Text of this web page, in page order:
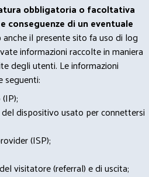
obbligatoria o facoltativa
di un eventuale
il presente sito fa uso di log
informazioni raccolte in maniera
degli utenti. Le informazioni
seguenti:
dispositivo usato per connettersi
(ISP);
visitatore (referral) e di uscita;